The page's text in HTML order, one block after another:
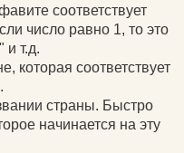
соответствует
число равно 1, то это
и т.д.
которая соответствует
страны. Быстро
начинается на эту